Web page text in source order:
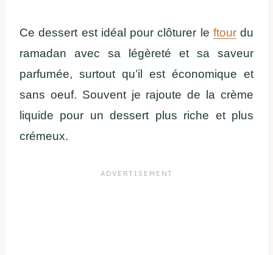
Ce dessert est idéal pour clôturer le ftourdu
ramadan avec sa légèreté et sa saveur
parfumée, surtout qu’il est économique et
sans oeuf. Souvent je rajoute de la crème
liquide pour un dessert plus riche et plus
crémeux.